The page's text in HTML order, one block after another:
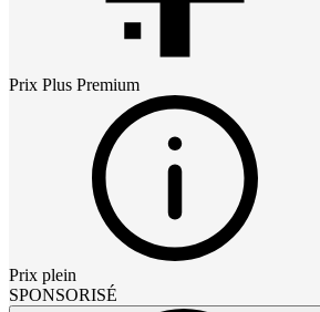
Prix Plus Premium
Prix plein
SPONSORISÉ